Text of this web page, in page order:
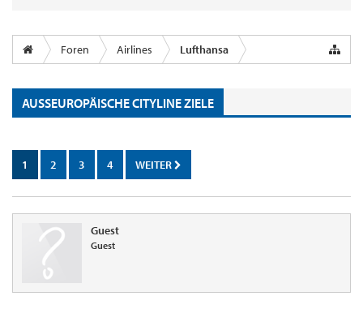
Foren Airlines Lufthansa
AUSSEUROPÄISCHE CITYLINE ZIELE
1 2 3 4 WEITER
Guest
Guest